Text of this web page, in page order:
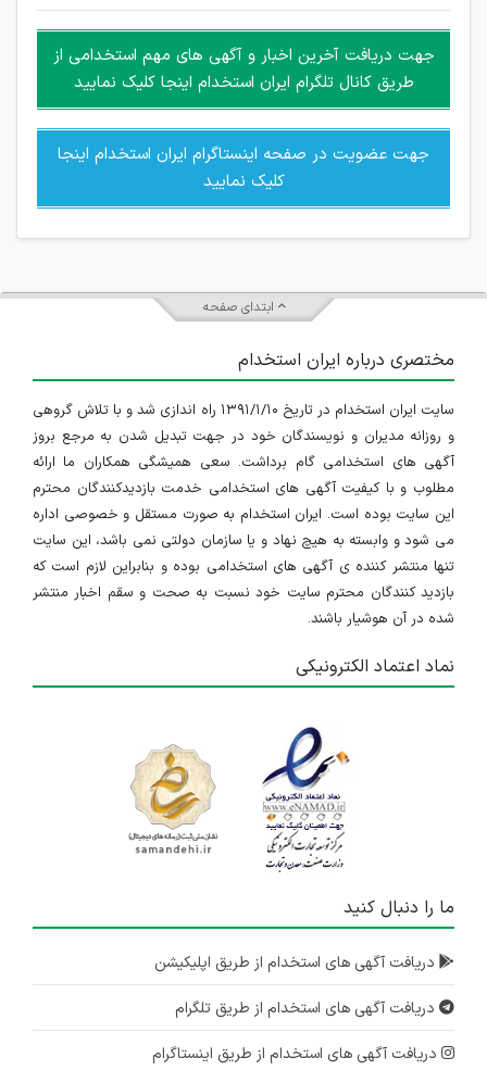
غیر مجاز می باشد.
امکان هماهنگی برای هرگونه ملاقات حضوری چه به صورت دسته
جمعی و چه فردی توسط کاربران سایت وجود ندارد.
جهت دریافت آخرین اخبار و آگهی های مهم استخدامی از
طریق کانال تلگرام ایران استخدام اینجا کلیک نمایید
جهت عضویت در صفحه اینستاگرام ایران استخدام اینجا
کلیک نمایید
ابتدای صفحه
مختصری درباره ایران استخدام
سایت ایران استخدام در تاریخ ۱۳۹۱/۱/۱۰ راه اندازی شد و با تلاش گروهی
و روزانه مدیران و نویسندگان خود در جهت تبدیل شدن به مرجع بروز
آگهی های استخدامی گام برداشت. سعی همیشگی همکاران ما ارائه
مطلوب و با کیفیت آگهی های استخدامی خدمت بازدیدکنندگان محترم
این سایت بوده است. ایران استخدام به صورت مستقل و خصوصی اداره
می شود و وابسته به هیچ نهاد و یا سازمان دولتی نمی باشد، این سایت
تنها منتشر کننده ی آگهی های استخدامی بوده و بنابراین لازم است که
بازدید کنندگان محترم سایت خود نسبت به صحت و سقم اخبار منتشر
شده در آن هوشیار باشند.
نماد اعتماد الکترونیکی
ما را دنبال کنید
دریافت آگهی های استخدام از طریق اپلیکیشن
دریافت آگهی های استخدام از طریق تلگرام
دریافت آگهی های استخدام از طریق اینستاگرام